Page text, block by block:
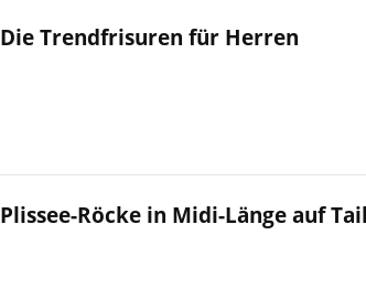
Die Trendfrisuren für Herren
Plissee-Röcke in Midi-Länge auf